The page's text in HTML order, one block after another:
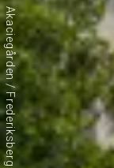
Akaciegården / Frederiksberg